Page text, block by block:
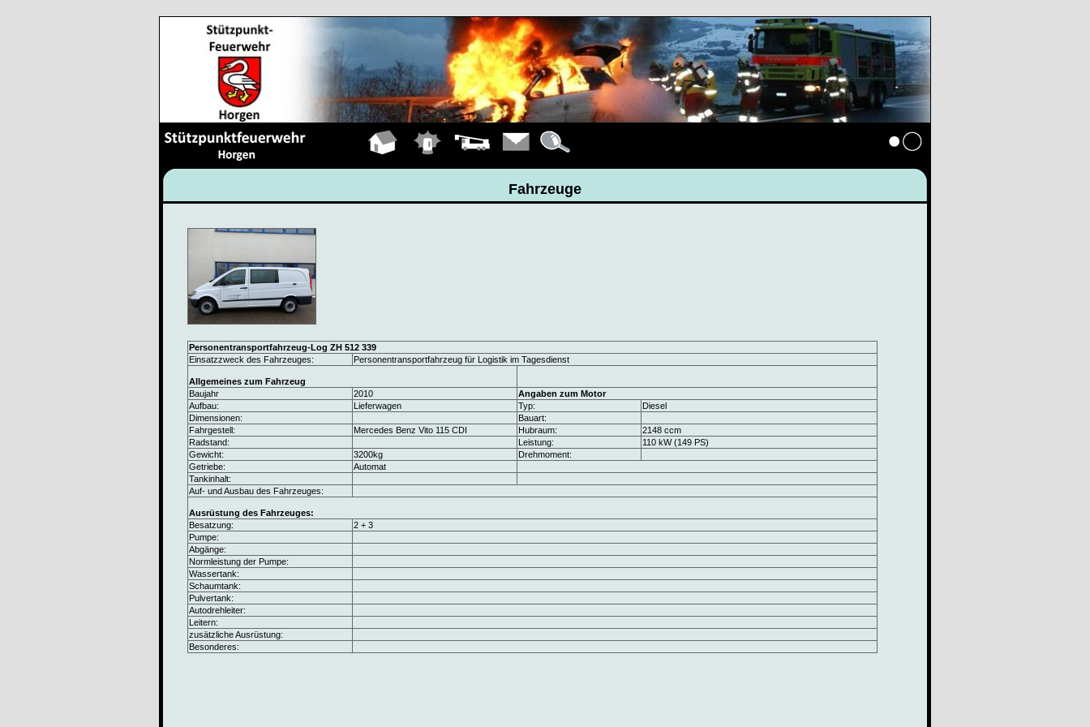
Fahrzeuge
Personentransportfahrzeug-Log ZH 512 339
Einsatzzweck des Fahrzeuges:
Personentransportfahrzeug für Logistik im Tagesdienst
Allgemeines zum Fahrzeug
Baujahr
2010
Angaben zum Motor
Aufbau:
Lieferwagen Typ:
Diesel
Dimensionen:
Bauart:
Fahrgestell:
Mercedes Benz Vito 115 CDI Hubraum:
2148 ccm
Radstand:
Leistung:
110 kW (149 PS)
Gewicht:
3200kg
Drehmoment:
Getriebe:
Automat
Tankinhalt:
Auf- und Ausbau des Fahrzeuges:
Ausrüstung des Fahrzeuges:
Besatzung:
2 + 3
Pumpe:
Abgänge:
Normleistung der Pumpe:
Wassertank:
Schaumtank:
Pulvertank:
Autodrehleiter:
Leitern:
zusätzliche Ausrüstung:
Besonderes: